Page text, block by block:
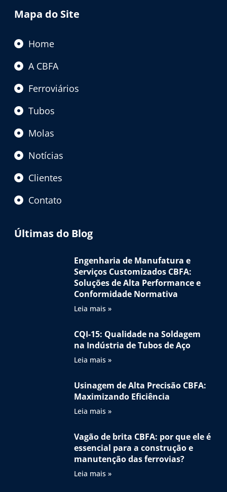
Mapa do Site
Home
A CBFA
Ferroviários
Tubos
Molas
Notícias
Clientes
Contato
Últimas do Blog
Engenharia de Manufatura e
Serviços Customizados CBFA:
Soluções de Alta Performance e
Conformidade Normativa
Leia mais »
CQI-15: Qualidade na Soldagem
na Indústria de Tubos de Aço
Leia mais »
Usinagem de Alta Precisão CBFA:
Maximizando Eficiência
Leia mais »
Vagão de brita CBFA: por que ele é
essencial para a construção e
manutenção das ferrovias?
Leia mais »